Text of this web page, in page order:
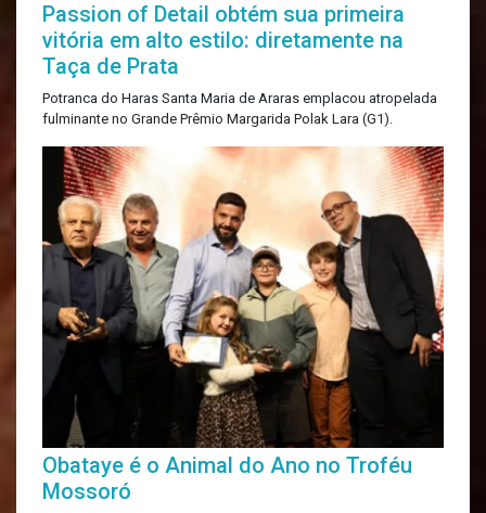
Passion of Detail obtém sua primeira
vitória em alto estilo: diretamente na
Taça de Prata
Potranca do Haras Santa Maria de Araras emplacou atropelada
fulminante no Grande Prêmio Margarida Polak Lara (G1).
Obataye é o Animal do Ano no Troféu
Mossoró